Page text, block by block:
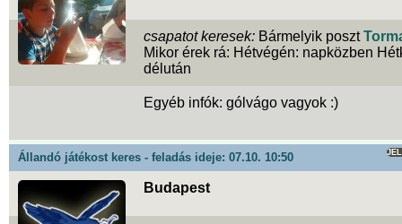
csapatot keresek: Bármelyik poszt
Mikor érek rá: Hétvégén: napközben
délután
Egyéb infók: gólvágo vagyok :)
Állandó játékost keres - feladás ideje: 07.10. 10:50
Budapest